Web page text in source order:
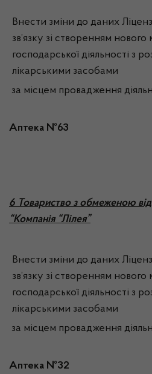
Внести зміни до даних
зв’язку зі створенням
господарської діяльності з
лікарськими засобами
за місцем провадження
Аптека №63
6 Товариство з обмеженою
“Компанія “Лілея”
Внести зміни до даних
зв’язку зі створенням
господарської діяльності з
лікарськими засобами
за місцем провадження
Аптека №32